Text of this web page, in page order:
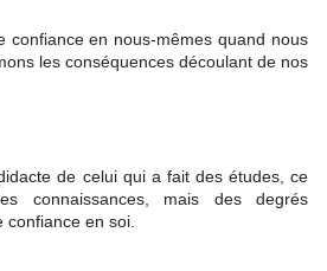
confiance en nous-mêmes quand nous
les conséquences découlant de nos
de celui qui a fait des études, ce
connaissances, mais des degrés
en soi.